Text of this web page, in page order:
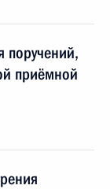
поручений,
приёмной